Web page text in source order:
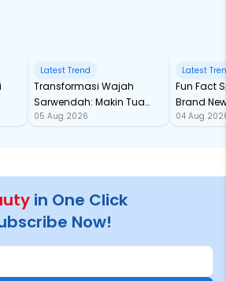
Latest Trend
Transformasi Wajah
Sarwendah: Makin Tua
Semakin Glowing
05 Aug 2026
Latest
Fun Fact Spider-Man
Brand
Baru
04 Aug
in One Click
Now!